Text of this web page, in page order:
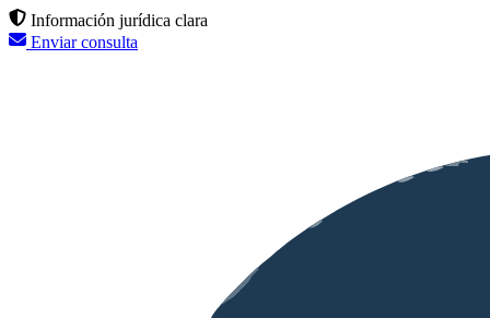
Información jurídica clara
Enviar consulta